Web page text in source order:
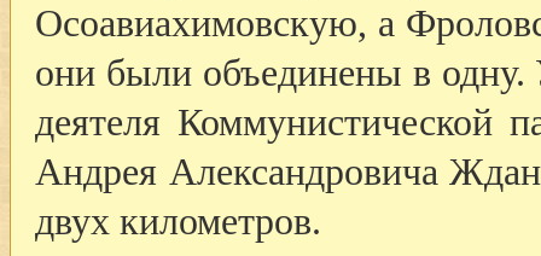
Осоавиахимовскую, а
они были объединены в одну.
деятеля Коммунистической
Андрея Александровича
двух километров.